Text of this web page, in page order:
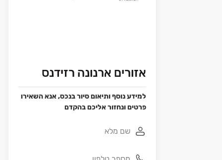
אזורים ארנונה רזידנס
למידע נוסף ותיאום סיור בנכס, אנא השאירו
פרטים ונחזור אליכם בהקדם